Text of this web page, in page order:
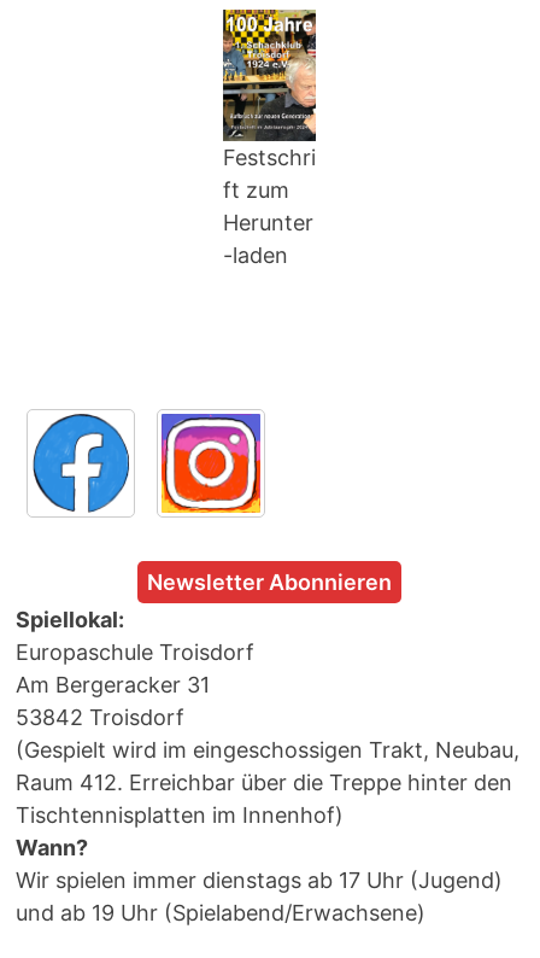
Festschri
ft zum
Herunter
-laden
Newsletter Abonnieren
Spiellokal:
Europaschule Troisdorf
Am Bergeracker 31
53842 Troisdorf
(Gespielt wird im eingeschossigen Trakt, Neubau,
Raum 412. Erreichbar über die Treppe hinter den
Tischtennisplatten im Innenhof)
Wann?
Wir spielen immer dienstags ab 17 Uhr (Jugend)
und ab 19 Uhr (Spielabend/Erwachsene)